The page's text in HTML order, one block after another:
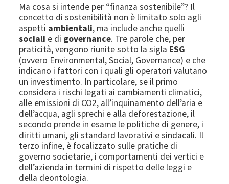
Ma cosa si intende per “finanza sostenibile”? Il
concetto di sostenibilità non è limitato solo agli
aspetti ambientali, ma include anche quelli
sociali e di governance. Tre parole che, per
praticità, vengono riunite sotto la sigla ESG
(ovvero Environmental, Social, Governance) e che
indicano i fattori con i quali gli operatori valutano
un investimento. In particolare, se il primo
considera i rischi legati ai cambiamenti climatici,
alle emissioni di CO2, all’inquinamento dell’aria e
dell’acqua, agli sprechi e alla deforestazione, il
secondo prende in esame le politiche di genere, i
diritti umani, gli standard lavorativi e sindacali. Il
terzo infine, è focalizzato sulle pratiche di
governo societarie, i comportamenti dei vertici e
dell’azienda in termini di rispetto delle leggi e
della deontologia.